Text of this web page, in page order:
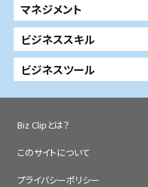
マネジメント
ビジネススキル
ビジネスツール
Biz Clipとは？
このサイトについて
プライバシーポリシー